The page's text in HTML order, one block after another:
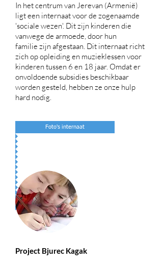
In het centrum van Jerevan (Armenië)
ligt een internaat voor de zogenaamde
'sociale wezen'. Dit zijn kinderen die
vanwege de armoede, door hun
familie zijn afgestaan. Dit internaat richt
zich op opleiding en muzieklessen voor
kinderen tussen 6 en 18 jaar. Omdat er
onvoldoende subsidies beschikbaar
worden gesteld, hebben ze onze hulp
hard nodig.
Foto's internaat
Project Bjurec Kagak